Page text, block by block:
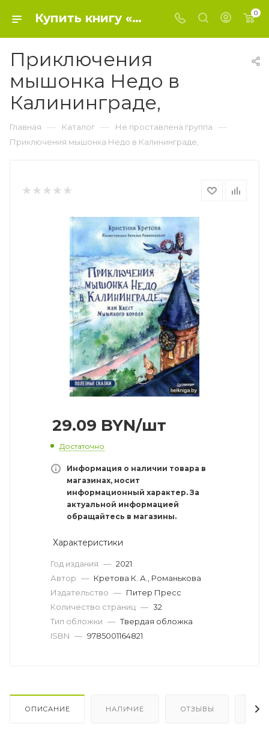
Купить книгу «Приключения мышонка Недо в Калининграде,» 2021, Кретова К. А., Романькова - Не проставлена группа 0
Приключения
мышонка Недо в
Калининграде,
Главная — Каталог — Не проставлена группа —
Приключения мышонка Недо в Калининграде,
29.09 BYN/шт
Достаточно
Информация о наличии товара в
магазинах, носит
информационный характер. За
актуальной информацией
обращайтесь в магазины.
Характеристики
Год издания — 2021
Автор — Кретова К. А., Романькова
Издательство — Питер Пресс
Количество страниц — 32
Тип обложки — Твердая обложка
ISBN — 9785001164821
ОПИСАНИЕ НАЛИЧИЕ ОТЗЫВЫ